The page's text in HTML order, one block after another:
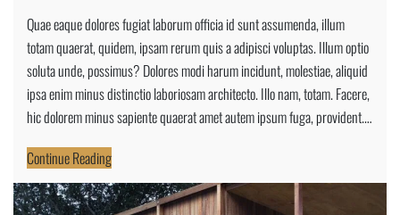
Big
Load
On
Shoulder
While
Quae eaque dolores fugiat laborum officia id sunt assumenda, illum
totam quaerat, quidem, ipsam rerum quis a adipisci voluptas. Illum optio
soluta unde, possimus? Dolores modi harum incidunt, molestiae, aliquid
ipsa enim minus distinctio laboriosam architecto. Illo nam, totam. Facere,
hic dolorem minus sapiente quaerat amet autem ipsum fuga, provident.…
Continue Reading